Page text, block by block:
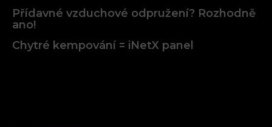
Přídavné vzduchové odpružení? Rozhodně
ano!
Chytré kempování = iNetX panel